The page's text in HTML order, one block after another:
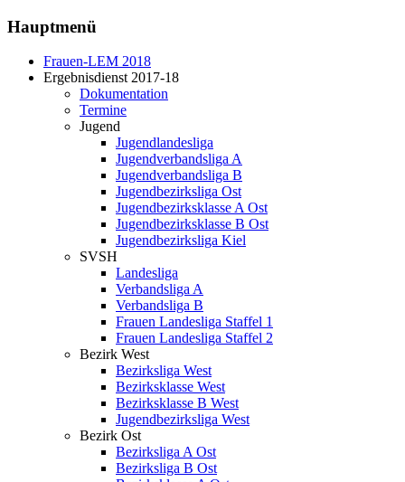
Hauptmenü
Frauen-LEM 2018
Ergebnisdienst 2017-18
Dokumentation
Termine
Jugend
Jugendlandesliga
Jugendverbandsliga A
Jugendverbandsliga B
Jugendbezirksliga Ost
Jugendbezirksklasse A Ost
Jugendbezirksklasse B Ost
Jugendbezirksliga Kiel
SVSH
Landesliga
Verbandsliga A
Verbandsliga B
Frauen Landesliga Staffel 1
Frauen Landesliga Staffel 2
Bezirk West
Bezirksliga West
Bezirksklasse West
Bezirksklasse B West
Jugendbezirksliga West
Bezirk Ost
Bezirksliga A Ost
Bezirksliga B Ost